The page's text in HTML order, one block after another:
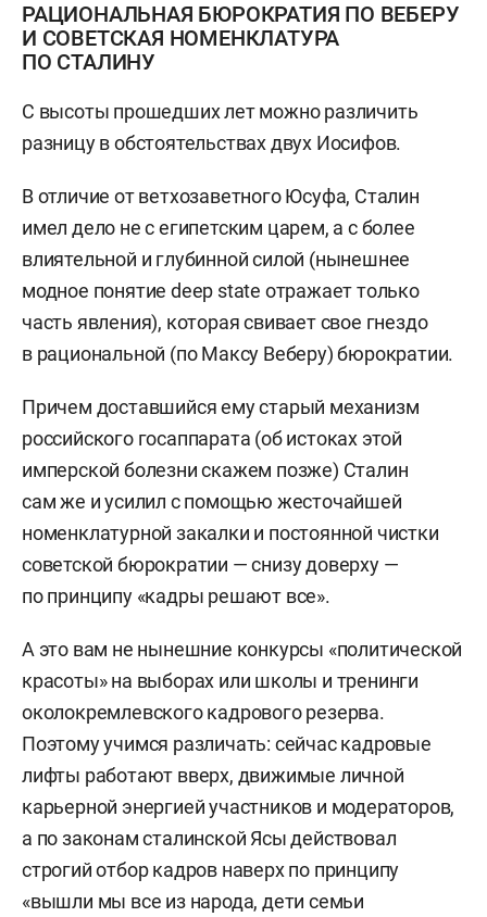
РАЦИОНАЛЬНАЯ БЮРОКРАТИЯ ПО ВЕБЕРУ
И СОВЕТСКАЯ НОМЕНКЛАТУРА
ПО СТАЛИНУ
С высоты прошедших лет можно различить
разницу в обстоятельствах двух Иосифов.
В отличие от ветхозаветного Юсуфа, Сталин
имел дело не с египетским царем, а с более
влиятельной и глубинной силой (нынешнее
модное понятие deep state отражает только
часть явления), которая свивает свое гнездо
в рациональной (по Максу Веберу) бюрократии.
Причем доставшийся ему старый механизм
российского госаппарата (об истоках этой
имперской болезни скажем позже) Сталин
сам же и усилил с помощью жесточайшей
номенклатурной закалки и постоянной чистки
советской бюрократии — снизу доверху —
по принципу «кадры решают все».
А это вам не нынешние конкурсы «политической
красоты» на выборах или школы и тренинги
околокремлевского кадрового резерва.
Поэтому учимся различать: сейчас кадровые
лифты работают вверх, движимые личной
карьерной энергией участников и модераторов,
а по законам сталинской Ясы действовал
строгий отбор кадров наверх по принципу
«вышли мы все из народа, дети семьи